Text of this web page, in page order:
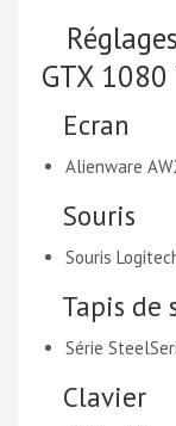
GTX 1080
Ecran
Alienware
Souris
Souris
Tapis de
Série
Clavier